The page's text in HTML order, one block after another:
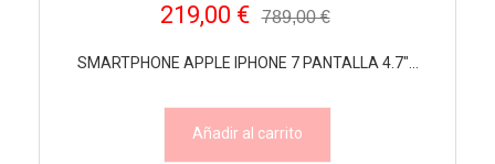
219,00 € 789,00 €
SMARTPHONE APPLE IPHONE 7 PANTALLA 4.7"...
Añadir al carrito